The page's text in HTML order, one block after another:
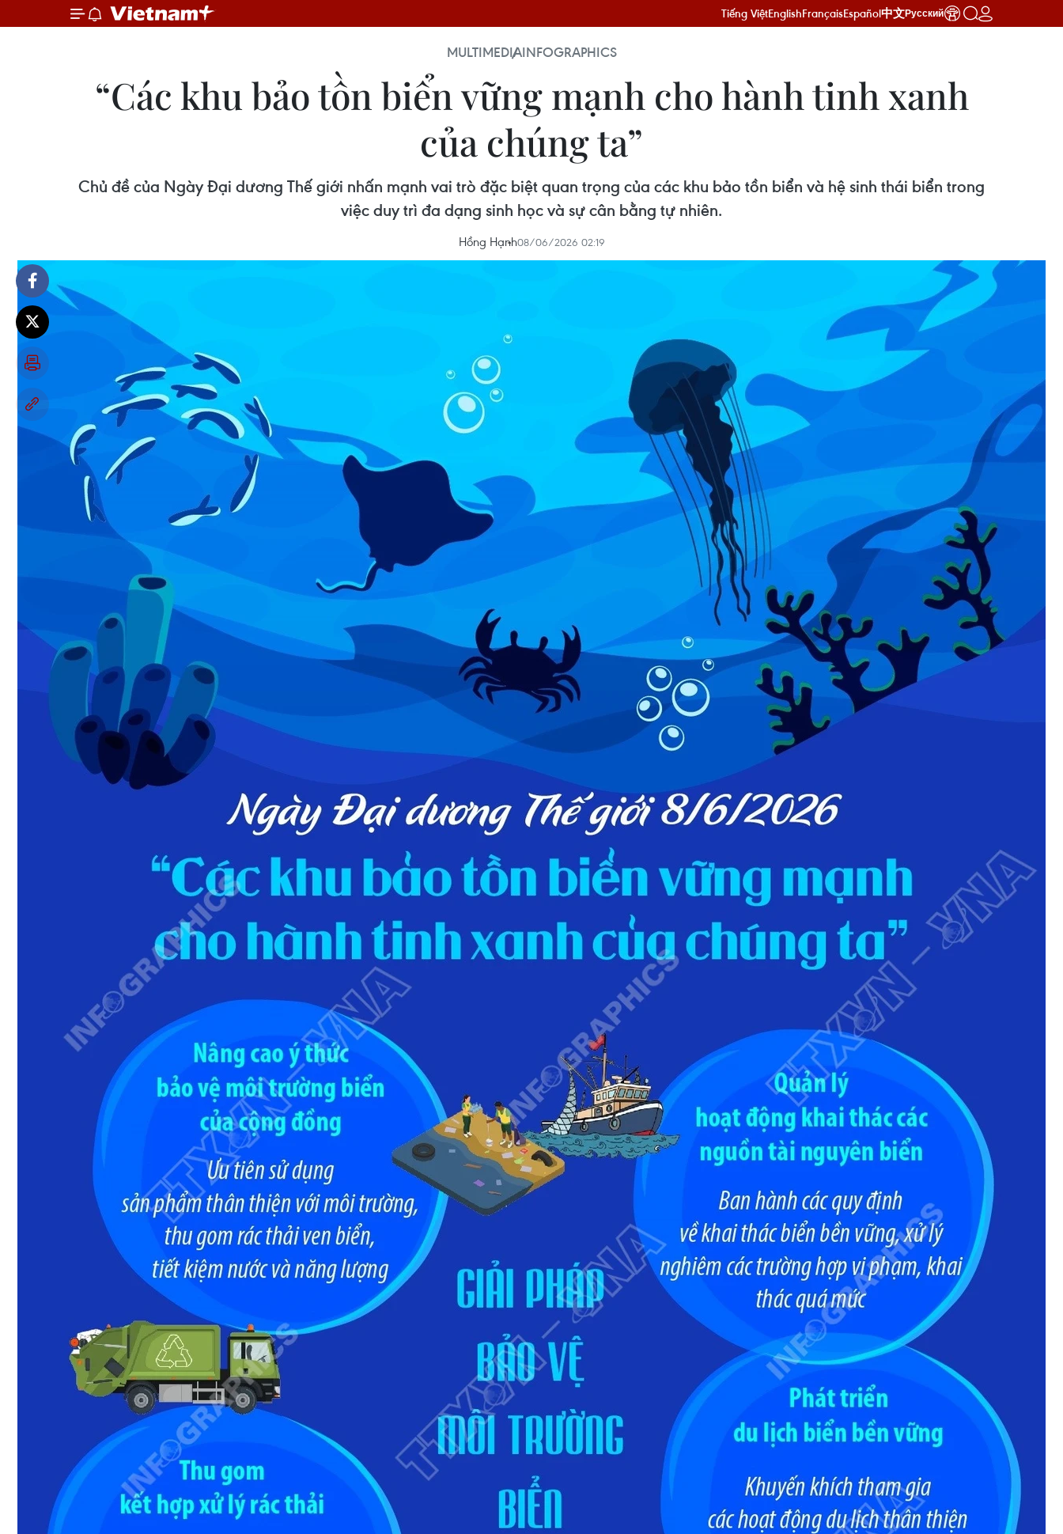
Tiếng ViệtEnglishFrançaisEspañol中文Русский
MULTIMEDIAINFOGRAPHICS
“Các khu bảo tồn biển vững mạnh cho hành tinh xanh
của chúng ta”
Chủ đề của Ngày Đại dương Thế giới nhấn mạnh vai trò đặc biệt quan trọng của các khu bảo tồn biển và hệ sinh thái biển trong
việc duy trì đa dạng sinh học và sự cân bằng tự nhiên.
Hồng Hạnh08/06/2026 02:19